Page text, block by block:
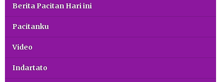
Berita Pacitan Hari ini
Pacitanku
Video
Indartato